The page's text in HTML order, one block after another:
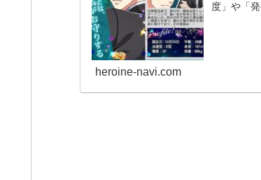
度」や「
heroine-navi.com